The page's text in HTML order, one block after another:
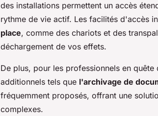
des installations permettent un accès
rythme de vie actif. Les facilités d'accès
place, comme des chariots et des
déchargement de vos effets.
De plus, pour les professionnels en
additionnels tels que l'archivage de
fréquemment proposés, offrant une
complexes.